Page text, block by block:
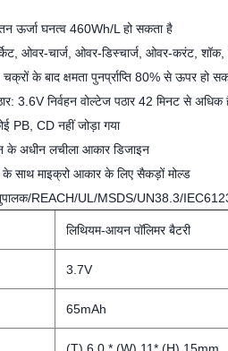
ऊर्जा घनत्व 460Wh/L हो सकता है
ओवर-चार्ज, ओवर-डिस्चार्ज, ओवर-करंट,
के बाद क्षमता पुनर्प्राप्ति 80% से ऊपर हो
3.6V निर्वहन वोल्टेज पठार 42 मिनट से अधिक
PB, CD नहीं जोड़ा गया
के अधीन लचीला आकार डिजाइन
माइक्रो आकार के लिए सैकड़ों मोल्ड
REACH/UL/MSDS/UN38.3/
लिथियम-आयन पॉलिमर बैटरी
3.7V
65mAh